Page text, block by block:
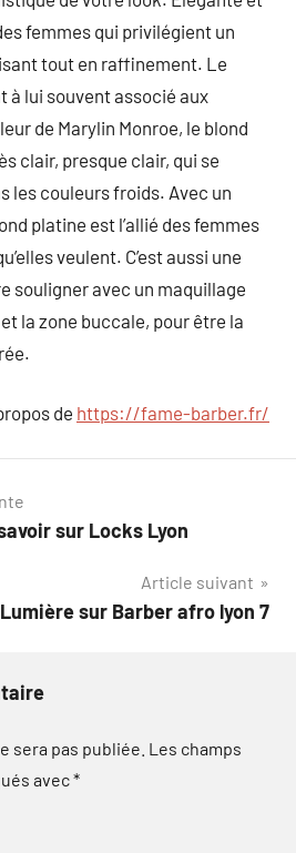
femmes qui privilégient un
tout en raffinement. Le
à lui souvent associé aux
de Marylin Monroe, le blond
clair, presque clair, qui se
les couleurs froids. Avec un
platine est l’allié des femmes
veulent. C’est aussi une
souligner avec un maquillage
la zone buccale, pour être la
de https://fame-barber.fr/
sur Locks Lyon
Article suivant
Lumière sur Barber afro lyon 7
sera pas publiée. Les champs
avec*